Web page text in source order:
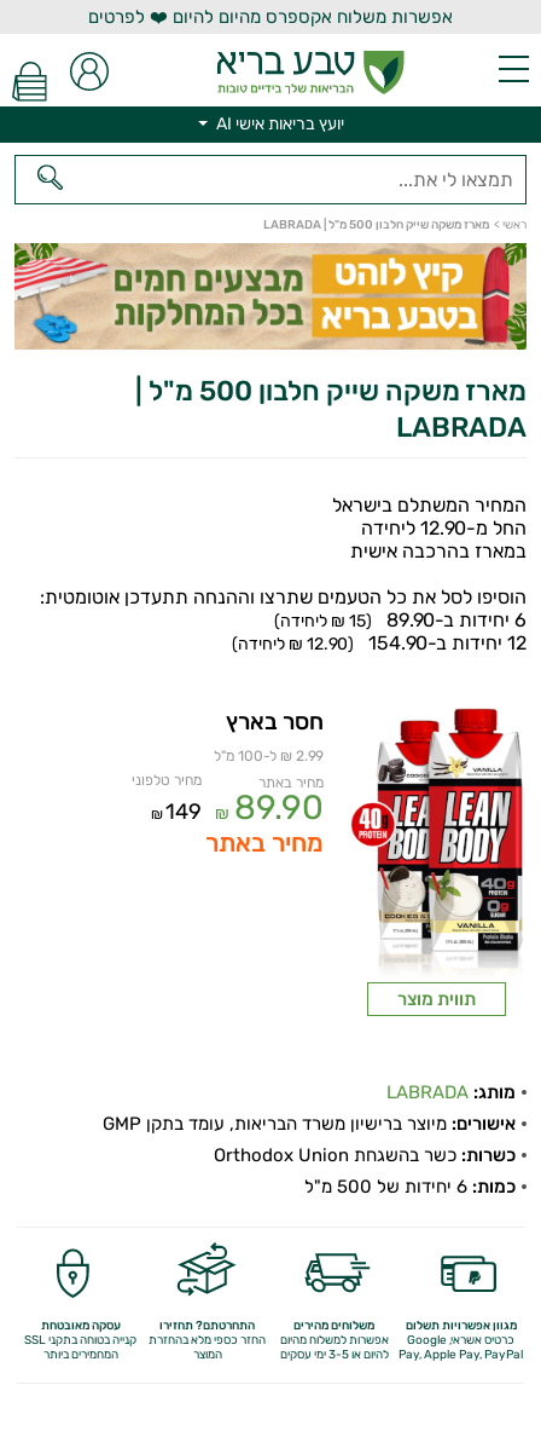
אפשרות משלוח אקספרס מהיום להיום ❤️ לפרטים
יועץ בריאות אישי AI
ראשי > מארז משקה שייק חלבון 500 מ"ל | LABRADA
מארז משקה שייק חלבון 500 מ"ל |
LABRADA
המחיר המשתלם בישראל
החל מ-12.90 ליחידה
במארז בהרכבה אישית
הוסיפו לסל את כל הטעמים שתרצו וההנחה תתעדכן אוטומטית:
6 יחידות ב-89.90
(15 ₪ ליחידה)
12 יחידות ב-154.90 (12.90 ₪ ליחידה)
תווית מוצר
חסר בארץ
2.99 ₪ ל-100 מ"ל
מחיר באתר
89.90
₪
מחיר טלפוני
149
₪
מחיר באתר
מותג: LABRADA
אישורים: מיוצר ברישיון משרד הבריאות, עומד בתקן GMP
כשרות: כשר בהשגחת Orthodox Union
כמות:
מגוון אפשרויות תשלום
כרטיס אשראי, Google
Pay,Apple Pay, PayPal
משלוחים מהירים
אפשרות למשלוח מהיום
להיום או 3-5 ימי עסקים
התחרטתם? תחזירו
החזר כספי מלאבהחזרת
המוצר
עסקה מאובטחת
קנייה בטוחה בתקני SSL
המחמירים ביותר
יועץ בריאות אישי AI